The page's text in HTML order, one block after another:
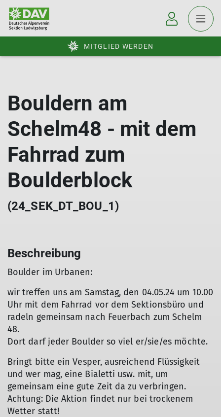
MITGLIED WERDEN
Bouldern am
Schelm48 - mit dem
Fahrrad zum
Boulderblock
(24_SEK_DT_BOU_1)
Beschreibung
Boulder im Urbanen:
wir treffen uns am Samstag, den 04.05.24 um 10.00
Uhr mit dem Fahrrad vor dem Sektionsbüro und
radeln gemeinsam nach Feuerbach zum Schelm
48.
Dort darf jeder Boulder so viel er/sie/es möchte.
Bringt bitte ein Vesper, ausreichend Flüssigkeit
und wer mag, eine Bialetti usw. mit, um
gemeinsam eine gute Zeit da zu verbringen.
Achtung: Die Aktion findet nur bei trockenem
Wetter statt!